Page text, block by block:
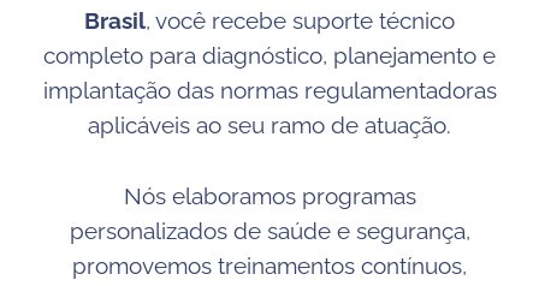
Brasil, você recebe suporte técnico
completo para diagnóstico, planejamento e
implantação das normas regulamentadoras
aplicáveis ao seu ramo de atuação.
Nós elaboramos programas
personalizados de saúde e segurança,
promovemos treinamentos contínuos,